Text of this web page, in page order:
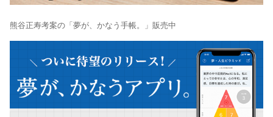
熊谷正寿考案の「夢が、かなう手帳。」販売中